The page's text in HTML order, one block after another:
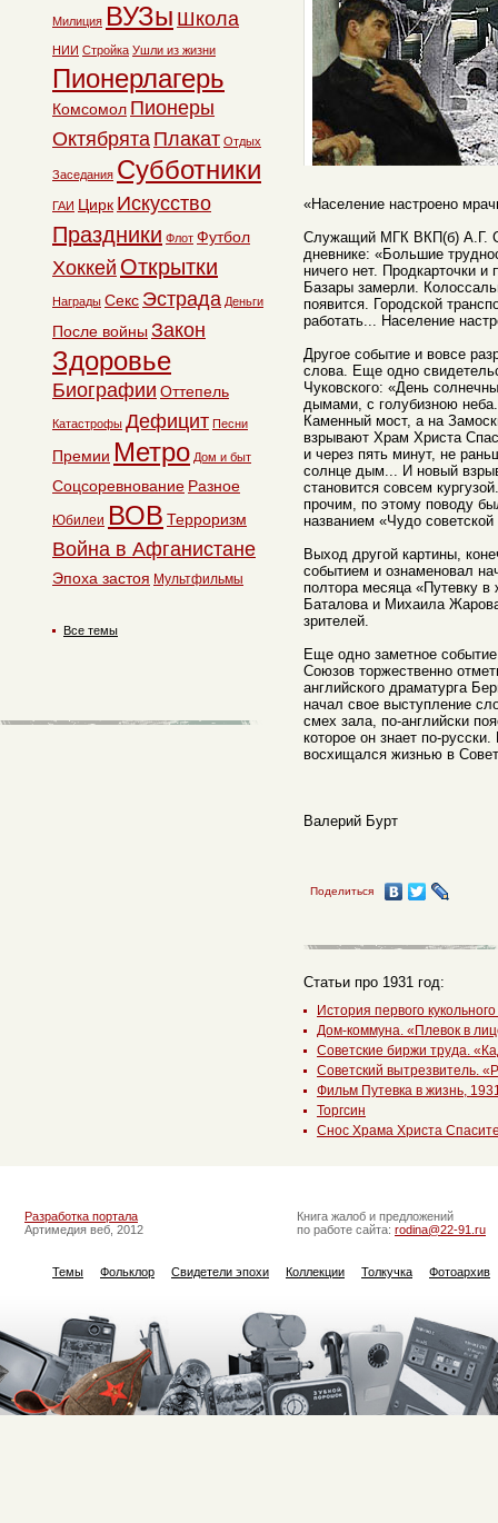
«Население настроено
Служащий МГК ВКП(б) А.Г.
дневнике: «Большие
ничего нет. Продкарточки и
Базары замерли.
появится. Городской
работать... Население
Другое событие и вовсе
слова. Еще одно
Чуковского: «День
дымами, с голубизною
Каменный мост, а на
взрывают Храм Христа
и через пять минут, не
солнце дым... И новый
становится совсем
прочим, по этому поводу
названием «Чудо советской
Выход другой картины,
событием и ознаменовал
полтора месяца «Путевку
Баталова и Михаила
зрителей.
Еще одно заметное
Союзов торжественно
английского драматурга
начал свое выступление
смех зала, по-английски
которое он знает по-
восхищался жизнью в
Валерий Бурт
Поделиться
Статьи про 1931 год:
История первого
Дом-коммуна. «Плевок в
Советские биржи труда.
Советский вытрезвитель.
Фильм Путевка в жизнь,
Торгсин
Снос Храма Христа
Милиция ВУЗы Школа
НИИ Стройка Ушли из жизни
Пионерлагерь
Комсомол Пионеры
Октябрята Плакат Отдых
Заседания Субботники
ГАИ Цирк Искусство
Праздники Флот Футбол
Хоккей Открытки
Награды Секс Эстрада Деньги
После войны Закон
Здоровье
Биографии Оттепель
Катастрофы Дефицит Песни
Премии Метро Дом и быт
Соцсоревнование Разное
Юбилеи ВОВ Терроризм
Война в Афганистане
Эпоха застоя Мультфильмы
Все темы
Разработка портала
Артимедия веб, 2012
Книга жалоб и предложений
по работе сайта: rodina@22-91.ru
Темы Фольклор Свидетели эпохи Коллекции Толкучка Фотоархив